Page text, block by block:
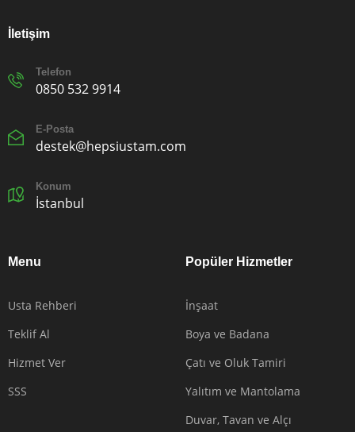
İletişim
Telefon
0850 532 9914
E-Posta
destek@hepsiustam.com
Konum
İstanbul
Menu
Usta Rehberi
Teklif Al
Hizmet Ver
SSS
Popüler Hizmetler
İnşaat
Boya ve Badana
Çatı ve Oluk Tamiri
Yalıtım ve Mantolama
Duvar, Tavan ve Alçı